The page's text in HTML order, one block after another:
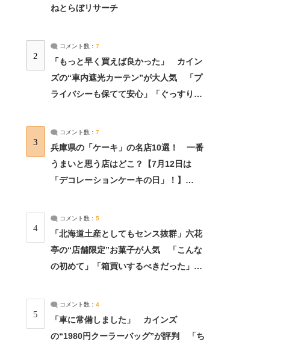
ねとらぼリサーチ
2
コメント数： 7
「もっと早く買えば良かった」 カイン
ズの“車内遮光カーテン”が大人気 「プ
ライバシーも保てて安心」「ぐっすり眠
3
コメント数： 7
兵庫県の「ケーキ」の名店10選！ 一番
うまいと思う店はどこ？【7月12日は
「デコレーションケーキの日」！】
4
コメント数： 5
「北海道土産としてもセンス抜群」六花
亭の“店舗限定”お菓子が人気 「こんな
の初めて」「箱買いするべきだった」
5
コメント数： 4
「車に常備しました」 カインズ
の“1980円クーラーバッグ”が評判 「ち